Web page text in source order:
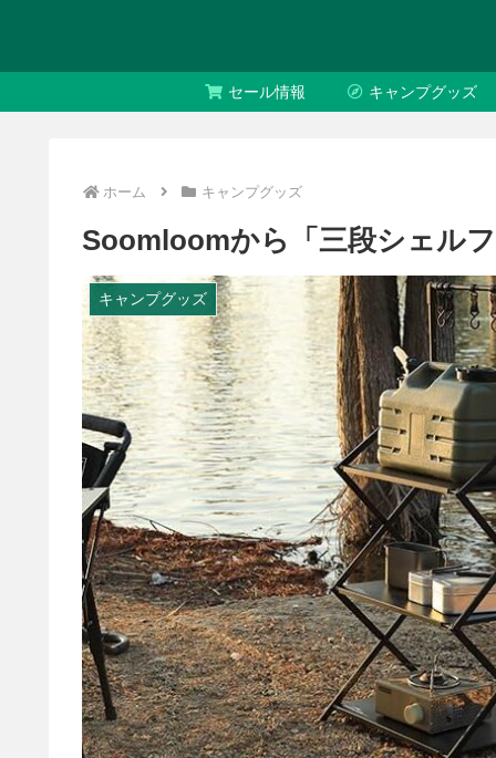
セール情報 キャンプグッズ
ホーム キャンプグッズ
Soomloomから「三段シェル
キャンプグッズ